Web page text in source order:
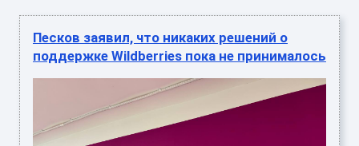
Песков заявил, что никаких решений о
поддержке Wildberries пока не принималось